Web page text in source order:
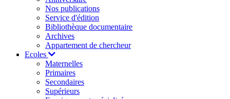
Nos publications
Service d'édition
Bibliothèque documentaire
Archives
Appartement de chercheur
Ecoles
Maternelles
Primaires
Secondaires
Supérieurs